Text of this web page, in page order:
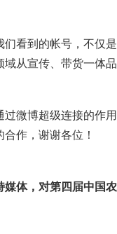
看到的帐号，不仅
从宣传、带货一体
微博超级连接的作
作，谢谢各位！
媒体，对第四届中